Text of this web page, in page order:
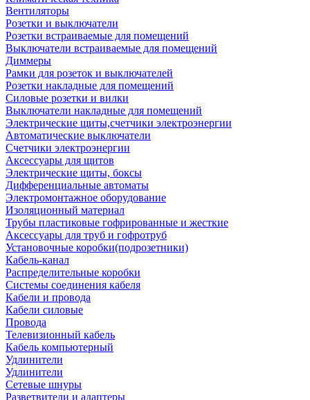
Вентиляторы
Розетки и выключатели
Розетки встраиваемые для помещений
Выключатели встраиваемые для помещений
Диммеры
Рамки для розеток и выключателей
Розетки накладные для помещений
Силовые розетки и вилки
Выключатели накладные для помещений
Электрические щиты,счетчики электроэнергии
Автоматические выключатели
Счетчики электроэнергии
Аксессуары для щитов
Электрические щиты, боксы
Дифференциальные автоматы
Электромонтажное оборудование
Изоляционный материал
Трубы пластиковые гофрированные и жесткие
Аксессуары для труб и гофротруб
Установочные коробки(подрозетники)
Кабель-канал
Распределительные коробки
Системы соединения кабеля
Кабели и провода
Кабели силовые
Провода
Телевизионный кабель
Кабель компьютерный
Удлинители
Удлинители
Сетевые шнуры
Разветвители и адаптеры